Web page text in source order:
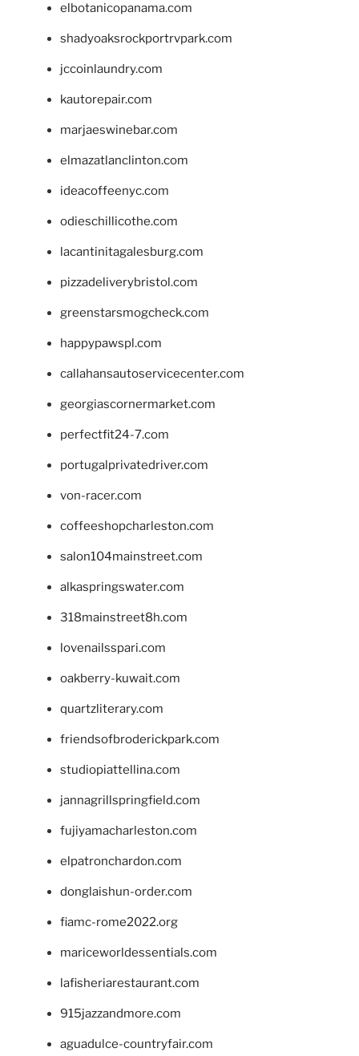
elbotanicopanama.com
shadyoaksrockportrvpark.com
jccoinlaundry.com
kautorepair.com
marjaeswinebar.com
elmazatlanclinton.com
ideacoffeenyc.com
odieschillicothe.com
lacantinitagalesburg.com
pizzadeliverybristol.com
greenstarsmogcheck.com
happypawspl.com
callahansautoservicecenter.com
georgiascornermarket.com
perfectfit24-7.com
portugalprivatedriver.com
von-racer.com
coffeeshopcharleston.com
salon104mainstreet.com
alkaspringswater.com
318mainstreet8h.com
lovenailsspari.com
oakberry-kuwait.com
quartzliterary.com
friendsofbroderickpark.com
studiopiattellina.com
jannagrillspringfield.com
fujiyamacharleston.com
elpatronchardon.com
donglaishun-order.com
fiamc-rome2022.org
mariceworldessentials.com
lafisheriarestaurant.com
915jazzandmore.com
aguadulce-countryfair.com